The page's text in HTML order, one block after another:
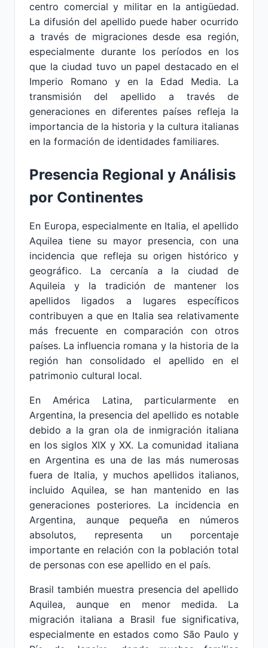
centro comercial y militar en la antigüedad.
La difusión del apellido puede haber ocurrido
a través de migraciones desde esa región,
especialmente durante los períodos en los
que la ciudad tuvo un papel destacado en el
Imperio Romano y en la Edad Media. La
transmisión del apellido a través de
generaciones en diferentes países refleja la
importancia de la historia y la cultura italianas
en la formación de identidades familiares.
Presencia Regional y Análisis
por Continentes
En Europa, especialmente en Italia, el apellido
Aquilea tiene su mayor presencia, con una
incidencia que refleja su origen histórico y
geográfico. La cercanía a la ciudad de
Aquileia y la tradición de mantener los
apellidos ligados a lugares específicos
contribuyen a que en Italia sea relativamente
más frecuente en comparación con otros
países. La influencia romana y la historia de la
región han consolidado el apellido en el
patrimonio cultural local.
En América Latina, particularmente en
Argentina, la presencia del apellido es notable
debido a la gran ola de inmigración italiana
en los siglos XIX y XX. La comunidad italiana
en Argentina es una de las más numerosas
fuera de Italia, y muchos apellidos italianos,
incluido Aquilea, se han mantenido en las
generaciones posteriores. La incidencia en
Argentina, aunque pequeña en números
absolutos, representa un porcentaje
importante en relación con la población total
de personas con ese apellido en el país.
Brasil también muestra presencia del apellido
Aquilea, aunque en menor medida. La
migración italiana a Brasil fue significativa,
especialmente en estados como São Paulo y